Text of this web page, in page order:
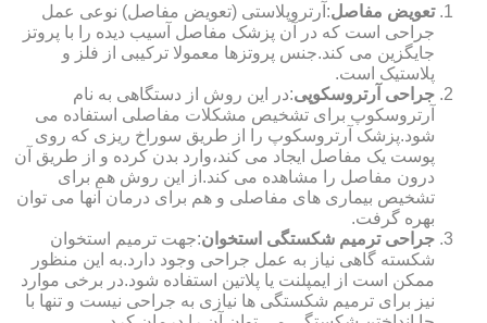
تعویض مفاصل:آرتروپلاستی (تعویض مفاصل) نوعی عمل
جراحی است که در آن پزشک مفاصل آسیب دیده را با پروتز
جایگزین می کند.جنس پروتزها معمولا ترکیبی از فلز و
پلاستیک است.
جراحی آرتروسکوپی:در این روش از دستگاهی به نام
آرتروسکوپ برای تشخیص مشکلات مفاصلی استفاده می
شود.پزشک آرتروسکوپ را از طریق سوراخ ریزی که روی
پوست یک مفاصل ایجاد می کند،وارد بدن کرده و از طریق آن
درون مفاصل را مشاهده می کند.از این روش هم برای
تشخیص بیماری های مفاصلی و هم برای درمان آنها می توان
بهره گرفت.
جراحی ترمیم شکستگی استخوان:جهت ترمیم استخوان
شکسته گاهی نیاز به عمل جراحی وجود دارد.به این منظور
ممکن است از ایمپلنت یا پلاتین استفاده شود.در برخی موارد
نیز برای ترمیم شکستگی ها نیازی به جراحی نیست و تنها با